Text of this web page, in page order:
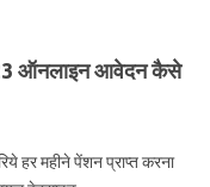
ऑनलाइन आवेदन कैसे
हर महीने पेंशन प्राप्त करना